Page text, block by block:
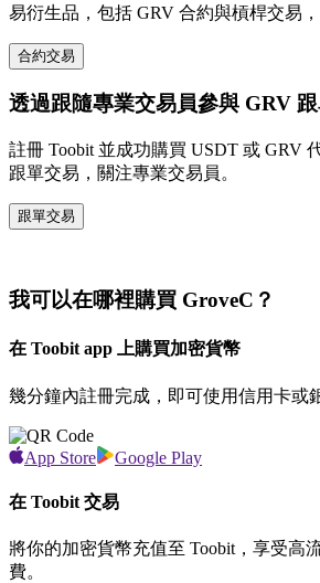
易衍生品，包括 GRV 合約與槓桿交易，
合約交易
透過跟隨專業交易員參與 GRV 跟
註冊 Toobit 並成功購買 USDT 或 GRV
跟單交易，關注專業交易員。
跟單交易
我可以在哪裡購買 GroveC？
在 Toobit app 上購買加密貨幣
幾分鐘內註冊完成，即可使用信用卡或
App Store Google Play
在 Toobit 交易
將你的加密貨幣充值至 Toobit，享受高
費。